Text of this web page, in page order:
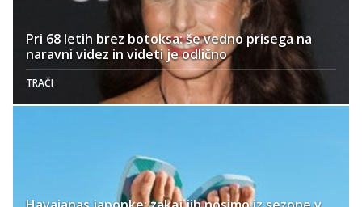
Pri 68 letih brez botoksa: še vedno prisega na
naravni videz in videti je odlično
TRAČI